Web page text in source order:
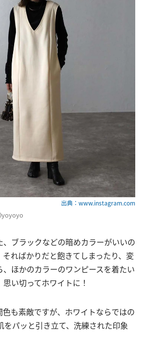
出典：www.instagram.com
ブラックなどの暗めカラーがいいの
ればかりだと飽きてしまったり、変
ほかのカラーのワンピースを着たい
い切ってホワイトに！
も素敵ですが、ホワイトならではの
をパッと引き立て、洗練された印象